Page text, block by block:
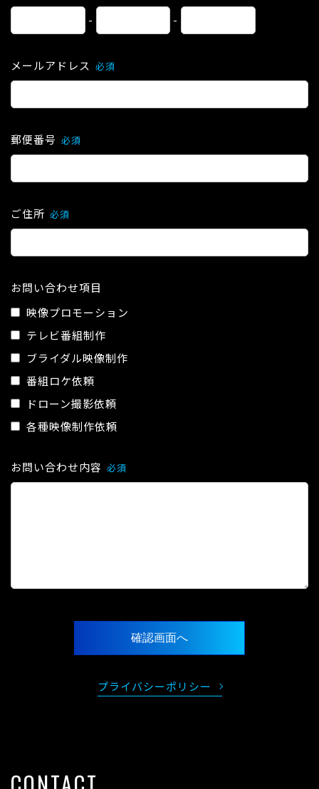
- -
メールアドレス 必須
郵便番号 必須
ご住所 必須
お問い合わせ項目
映像プロモーション
テレビ番組制作
ブライダル映像制作
番組ロケ依頼
ドローン撮影依頼
各種映像制作依頼
お問い合わせ内容 必須
プライバシーポリシー